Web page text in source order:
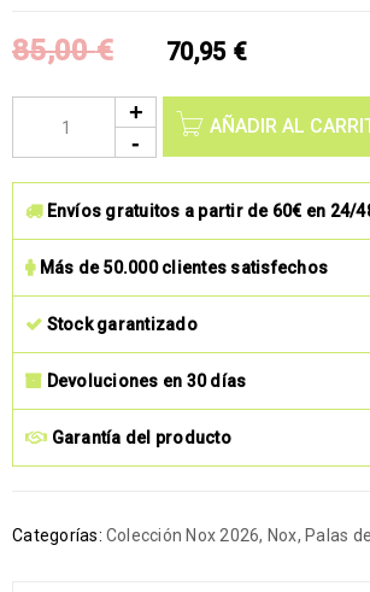
85,00€ 70,95 €
AÑADIR AL
Envíos gratuitos a partir de 60€ en 24/
Más de 50.000 clientes satisfechos
Stock garantizado
Devoluciones en 30 días
Garantía del producto
Categorías: Colección Nox 2026, Nox, Palas